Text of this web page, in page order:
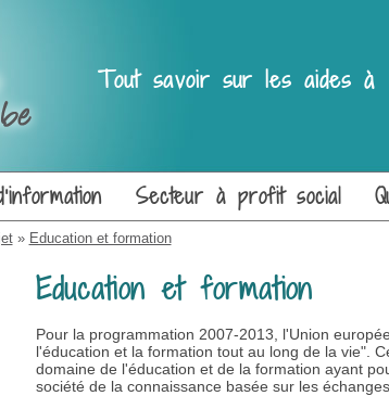
Tout savoir sur les aides à
Secteur à profit social
» Education et formation
Education et formation
Pour la programmation 2007-2013, l'Union
l'éducation et la formation tout au long de la vie".
domaine de l'éducation et de la formation ayant
société de la connaissance basée sur les